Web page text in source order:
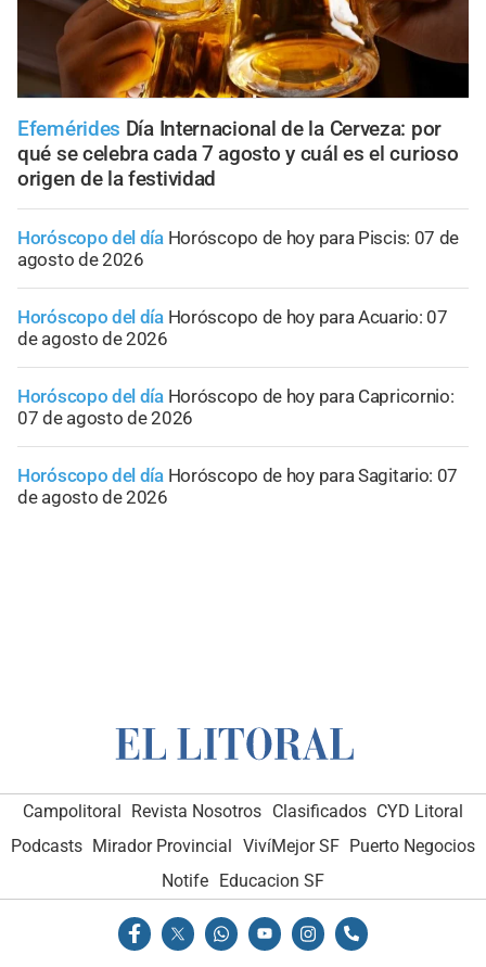
Efemérides Día Internacional de la Cerveza: por
qué se celebra cada 7 agosto y cuál es el curioso
origen de la festividad
Horóscopo del día Horóscopo de hoy para Piscis: 07 de
agosto de 2026
Horóscopo del día Horóscopo de hoy para Acuario: 07
de agosto de 2026
Horóscopo del día Horóscopo de hoy para Capricornio:
07 de agosto de 2026
Horóscopo del día Horóscopo de hoy para Sagitario: 07
de agosto de 2026
Campolitoral Revista Nosotros Clasificados CYD Litoral
Podcasts Mirador Provincial VivíMejor SF Puerto Negocios
Notife
Educacion SF